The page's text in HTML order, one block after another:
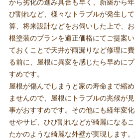
から劣化の進み具合も早く、新築から
び割れなど、様々なトラブルが発生し
算、将来設計などをお伺いした上で、
根塗装のプランを適正価格にてご提案
ておくことで天井が雨漏りなど修理に
る前に、屋根に異変を感じたら早めに
すめです。
屋根が傷んでしまうと家の寿命まで縮
ませんので、屋根にトラブルの兆候が
事がおすすめです。その他にも経年変
せやサビ、ひび割れなどが綺麗になる
たかのような綺麗な外壁が実現します